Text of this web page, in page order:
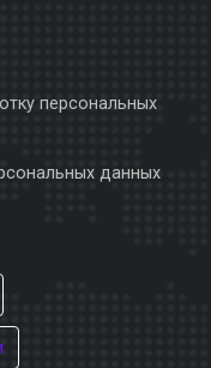
персональных
данных